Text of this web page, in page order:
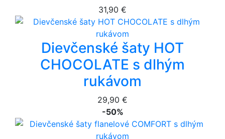
31,90 €
Dievčenské šaty HOT
CHOCOLATE s dlhým
rukávom
29,90 €
-50%